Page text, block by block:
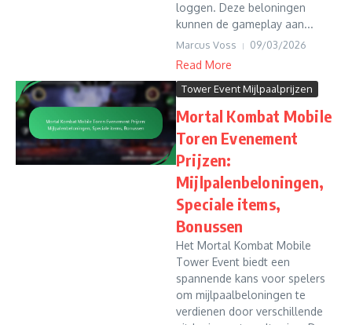
loggen. Deze beloningen
kunnen de gameplay aan...
Marcus Voss 09/03/2026
Read More
Tower Event Mijlpaalprijzen
Mortal Kombat Mobile
Toren Evenement
Prijzen:
Mijlpalenbeloningen,
Speciale items,
Bonussen
Het Mortal Kombat Mobile
Tower Event biedt een
spannende kans voor spelers
om mijlpaalbeloningen te
verdienen door verschillende